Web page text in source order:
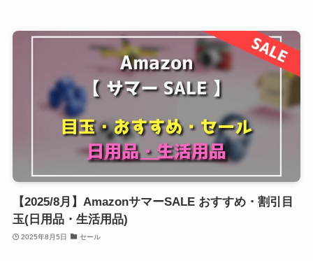
【2025/8月】AmazonサマーSALE おすすめ・割引目
玉(日用品・生活用品)
2025年8月5日 セール